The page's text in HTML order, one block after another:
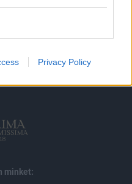
Privacy Policy
médiaajánlat
karrier
ÁSZF
minket: